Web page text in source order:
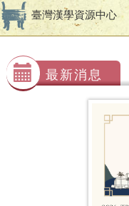
臺灣漢學資源中心
最新消息